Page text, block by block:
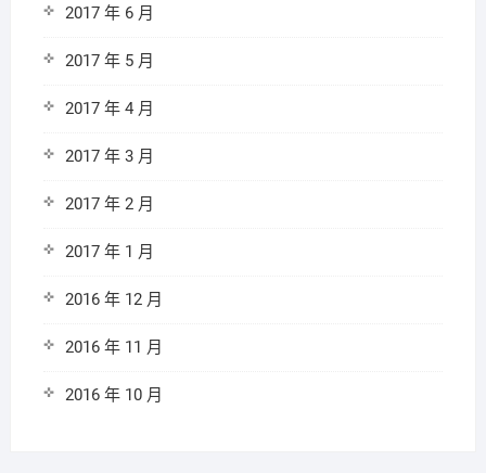
2017 年 6 月
2017 年 5 月
2017 年 4 月
2017 年 3 月
2017 年 2 月
2017 年 1 月
2016 年 12 月
2016 年 11 月
2016 年 10 月